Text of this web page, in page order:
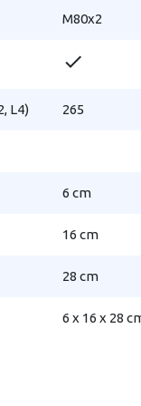
M80x2
check
L4) 265
6 cm
16 cm
28 cm
6 x 16 x 28